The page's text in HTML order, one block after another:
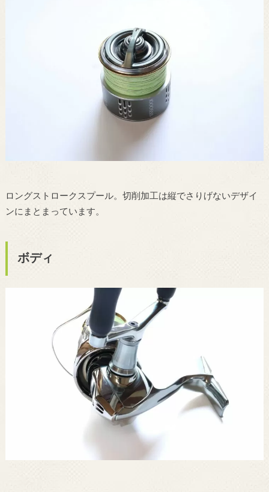
ロングストロークスプール。切削加工は縦でさりげないデザイ
ンにまとまっています。
ボディ